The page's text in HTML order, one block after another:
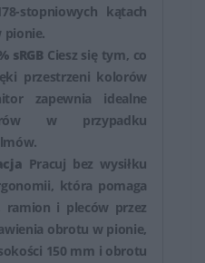
stopniowych kątach
pionie.
sRGBCiesz się tym, co
przestrzeni kolorów
zapewnia idealne
w przypadku
Pracuj bez wysiłku
która pomaga
i pleców przez
obrotu w pionie,
150 mm i obrotu